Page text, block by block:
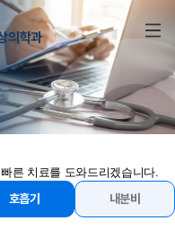
의학과
른 치료를 도와드리겠습니다.
호흡기 내분비